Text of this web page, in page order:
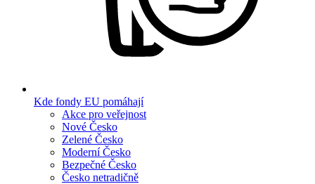
Kde fondy EU pomáhají
Akce pro veřejnost
Nové Česko
Zelené Česko
Moderní Česko
Bezpečné Česko
Česko netradičně